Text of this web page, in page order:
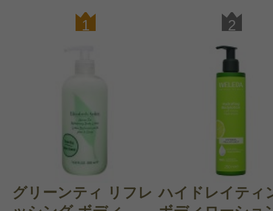
1
グリーンティ リフレ
2
ハイドレイティ